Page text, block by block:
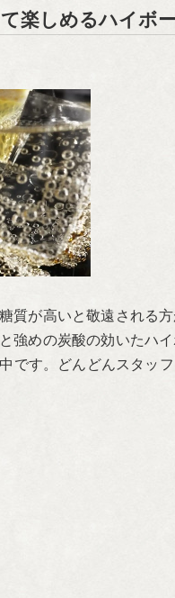
楽しめるハイボ
質が高いと敬遠される
強めの炭酸の効いたハ
です。どんどんスタッ